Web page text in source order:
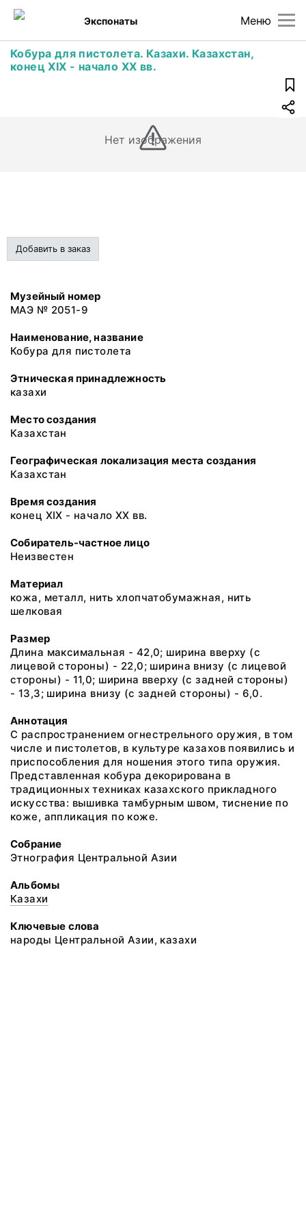
Меню
Экспонаты
Кобура для пистолета. Казахи. Казахстан,
конец XIX - начало XX вв.
Нет изображения
Добавить в заказ
Музейный номер
МАЭ № 2051-9
Наименование, название
Кобура для пистолета
Этническая принадлежность
казахи
Место создания
Казахстан
Географическая локализация места создания
Казахстан
Время создания
конец XIX - начало XX вв.
Собиратель-частное лицо
Неизвестен
Материал
кожа, металл, нить хлопчатобумажная, нить
шелковая
Размер
Длина максимальная - 42,0; ширина вверху (с
лицевой стороны) - 22,0; ширина внизу (с лицевой
стороны) - 11,0; ширина вверху (с задней стороны)
- 13,3; ширина внизу (с задней стороны) - 6,0.
Аннотация
С распространением огнестрельного оружия, в том
числе и пистолетов, в культуре казахов появились и
приспособления для ношения этого типа оружия.
Представленная кобура декорирована в
традиционных техниках казахского прикладного
искусства: вышивка тамбурным швом, тиснение по
коже, аппликация по коже.
Собрание
Этнография Центральной Азии
Альбомы
Казахи
Ключевые слова
народы Центральной Азии, казахи